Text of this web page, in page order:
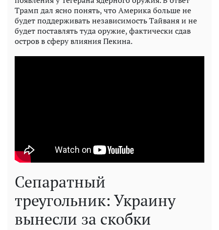
Трамп дал ясно понять, что Америка больше не
будет поддерживать независимость Тайваня и не
будет поставлять туда оружие, фактически сдав
остров в сферу влияния Пекина.
Сепаратный
треугольник: Украину
вынесли за скобки